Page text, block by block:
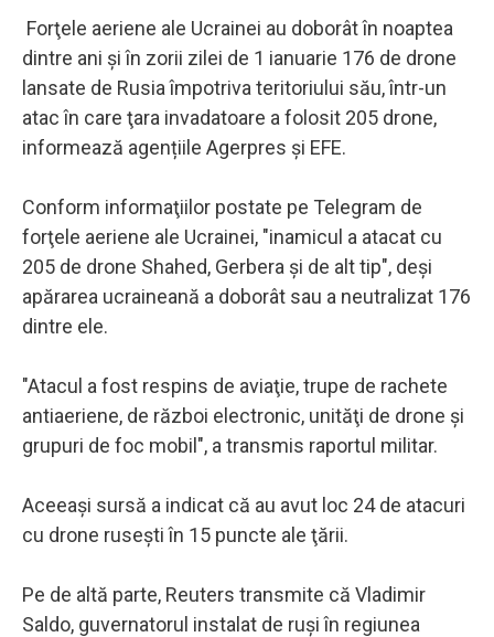
Forţele aeriene ale Ucrainei au doborât în noaptea
dintre ani şi în zorii zilei de 1 ianuarie 176 de drone
lansate de Rusia împotriva teritoriului său, într-un
atac în care ţara invadatoare a folosit 205 drone,
informează agențiile Agerpres și EFE.
Conform informaţiilor postate pe Telegram de
forţele aeriene ale Ucrainei, "inamicul a atacat cu
205 de drone Shahed, Gerbera şi de alt tip", deşi
apărarea ucraineană a doborât sau a neutralizat 176
dintre ele.
"Atacul a fost respins de aviaţie, trupe de rachete
antiaeriene, de război electronic, unităţi de drone şi
grupuri de foc mobil", a transmis raportul militar.
Aceeaşi sursă a indicat că au avut loc 24 de atacuri
cu drone ruseşti în 15 puncte ale ţării.
Pe de altă parte, Reuters transmite că Vladimir
Saldo, guvernatorul instalat de ruşi în regiunea